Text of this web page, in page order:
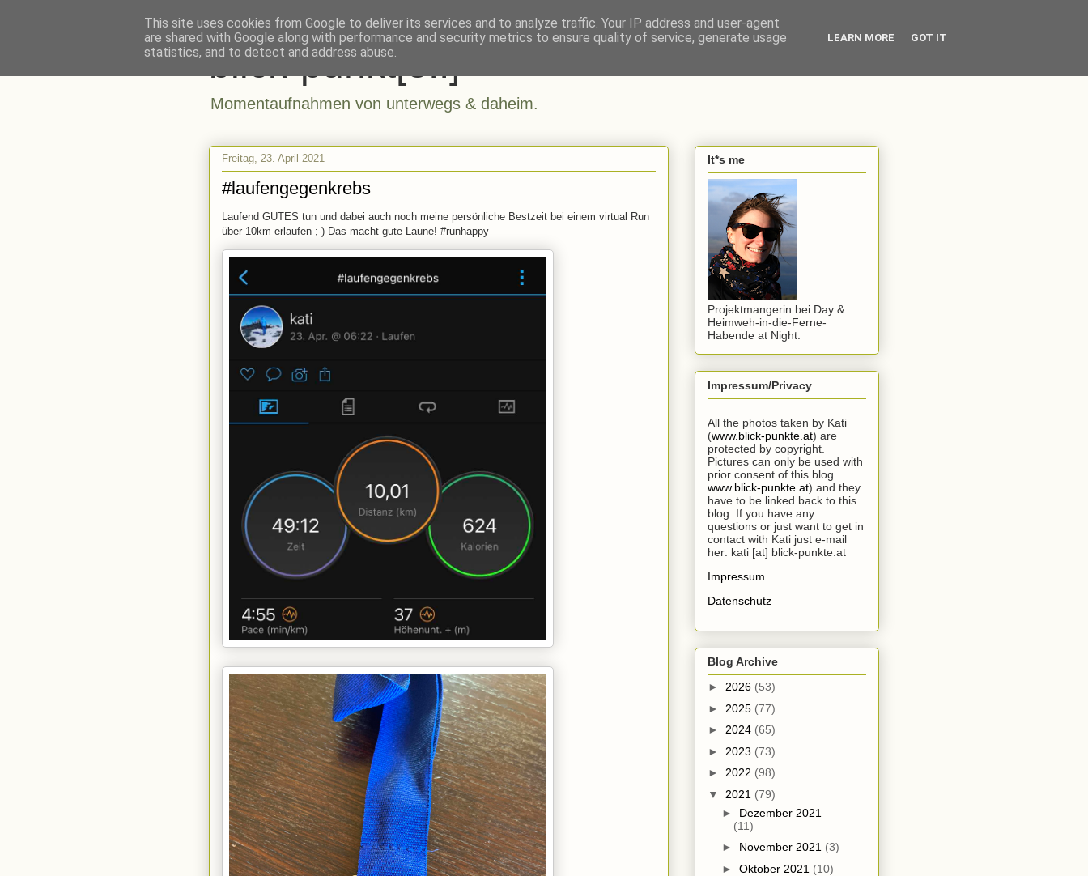
blick-punkt[e..]
Momentaufnahmen von unterwegs & daheim.
Freitag, 23. April 2021
#laufengegenkrebs
Laufend GUTES tun und dabei auch noch meine persönliche Bestzeit bei einem virtual Run
über 10km erlaufen ;-) Das macht gute Laune! #runhappy
It*s me
Projektmangerin bei Day &
Heimweh-in-die-Ferne-
Habende at Night.
Impressum/Privacy
All the photos taken by Kati
(www.blick-punkte.at) are
protected by copyright.
Pictures can only be used with
prior consent of this blog
www.blick-punkte.at) and they
have to be linked back to this
blog. If you have any
questions or just want to get in
contact with Kati just e-mail
her: kati [at] blick-punkte.at
Impressum
Datenschutz
Blog Archive
► 2026 (53)
► 2025 (77)
► 2024 (65)
► 2023 (73)
► 2022 (98)
▼ 2021 (79)
► Dezember 2021
(11)
► November 2021 (3)
► Oktober 2021 (10)
This site uses cookies from Google to deliver its services and to analyze traffic. Your IP address and user-agent
are shared with Google along with performance and security metrics to ensure quality of service, generate usage
statistics, and to detect and address abuse.
LEARN MORE GOT IT